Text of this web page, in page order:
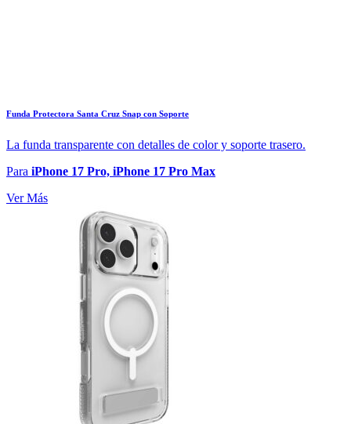
Funda Protectora Santa Cruz Snap con Soporte
La funda transparente con detalles de color y soporte trasero.
Para iPhone 17 Pro, iPhone 17 Pro Max
Ver Más